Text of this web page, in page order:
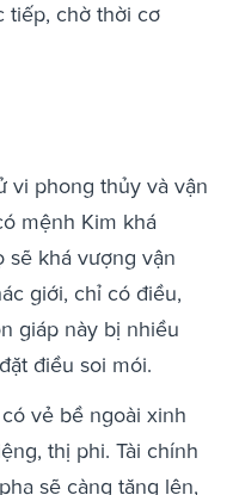
tiếp, chờ thời cơ
vi phong thủy và vận
mệnh Kim khá
sẽ khá vượng vận
giới, chỉ có điều,
giáp này bị nhiều
điều soi mói.
vẻ bề ngoài xinh
thị phi. Tài chính
sẽ càng tăng lên,